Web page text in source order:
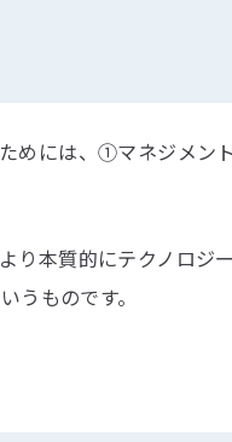
めには、①マネジメン
り本質的にテクノロジ
うものです。